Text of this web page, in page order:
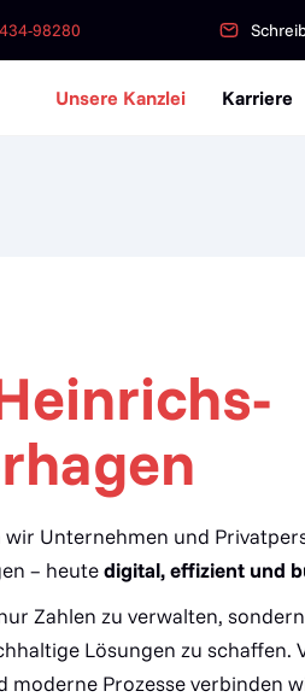
98280
Unsere Kanzlei Karriere
wir Unternehmen und
– heutedigital, effizient und
Zahlen zu verwalten,
Lösungen zu schaffen.
moderne Prozesse verbinden